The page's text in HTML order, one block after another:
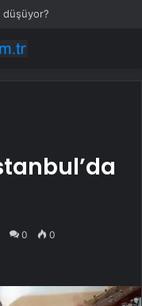
0 0